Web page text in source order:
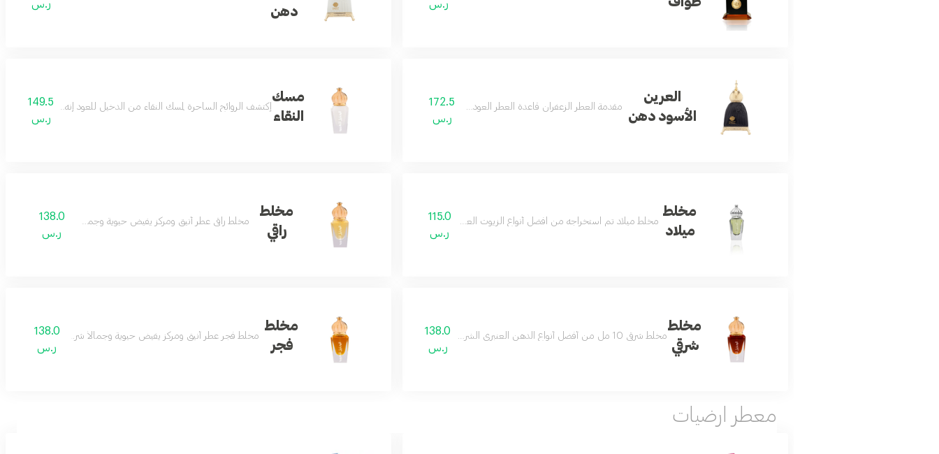
ر.س
دهن
ر.س
العرين
الأسود دهن
مقدمة العطر الزعفران قاعدة العطر العود قلب العطر الفانيلا
172.5
ر.س
مسك
النقاء
إكتشف الروائح الساحرة لمسك النقاء من الدخيل للعود إنه عطر فريد
149.5
ر.س
مخلط
ميلاد
مخلط ميلاد تم استخراجه من افضل أنواع الزيوت العطرية ليتكون لنا برائحته الفريدة
115.0
ر.س
مخلط
راقي
مخلط راقي عطر أنيق ومركز يفيض حيوية وجمالاً
138.0
ر.س
مخلط
شرقي
مخلط شرقي 10 مل من أفضل أنواع الدهن العنبري الشرقي في العالم يأتيكم حصرياً من الدخيل للعود ليضفي الطابع الشرقي الأصيل على شخصيتك شرقي برائحة العنبر الممزوجة بعناية فائقة
138.0
ر.س
مخلط
فجر
مخلط فجر عطر أنيق ومركز يفيض حيوية وجمالاً شرقي برائحة البخور
138.0
ر.س
معطر ارضيات